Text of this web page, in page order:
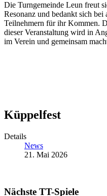
Die Turngemeinde Leun freut
Resonanz und bedankt sich
Teilnehmern für ihr Kommen.
dieser Veranstaltung wird in
im Verein und gemeinsam
Küppelfest
Details
News
21. Mai 2026
Nächste TT-Spiele